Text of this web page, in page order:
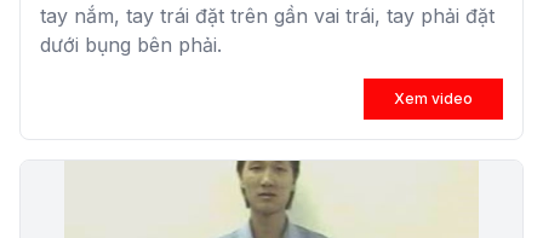
tay nắm, tay trái đặt trên gần vai trái, tay phải đặt
dưới bụng bên phải.
Xem video